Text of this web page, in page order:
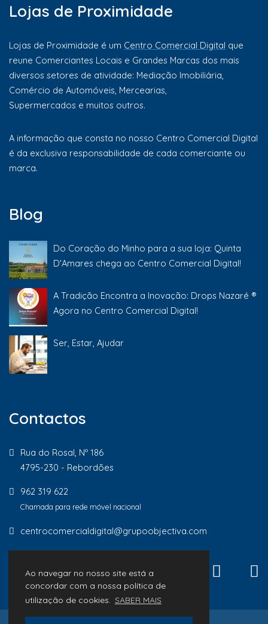
Ao navegar no nosso site está a
concordar com a nossa política de
utilização de cookies. SABER MAIS
Lojas de Proximidade
Lojas de Proximidade é um Centro Comercial Digital que
reune Comerciantes Locais e Grandes Marcas dos mais
diversos setores de atividade: Mediação Imobiliária,
Comércio de Automóveis, Mercearias,
Supermercados e muitos outros.
A informação que consta no nosso Centro Comercial Digital
é da exclusiva responsabilidade de cada comerciante ou
marca.
Blog
Do Coração do Minho para a sua loja: Quinta
D'Amares chega ao Centro Comercial Digital!
A Tradição Encontra a Inovação: Drops Nazaré ®
Agora no Centro Comercial Digital!
Ser, Estar, Ajudar
Contactos
Rua do Rosal, Nº 186
4795-230 - Rebordões
962 319 622
Chamada para rede móvel nacional
centrocomercialdigital@grupoobjectiva.com